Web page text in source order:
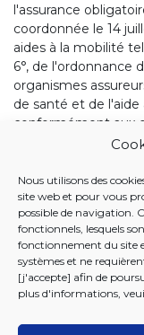
Nous utilisons des
site web et pour vous
possible de navigation.
fonctionnels, lesquels
fonctionnement du site
systèmes et ne
[j'accepte] afin de
plus d'informations,
l'assurance
coordonnée le 14
aides à la mobilité
6°, de l'ordonnance
organismes
de santé et de l'aide
conformément aux
BANQUE DE
19 DECEMBRE
Commission
nomenclature des